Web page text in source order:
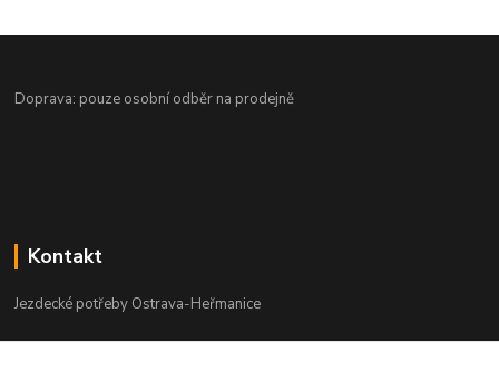
Doprava: pouze osobní odběr na prodejně
Kontakt
Jezdecké potřeby Ostrava-Heřmanice